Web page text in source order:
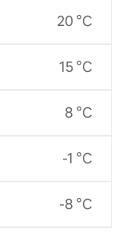
20 °C
15 °C
8 °C
-1 °C
-8 °C